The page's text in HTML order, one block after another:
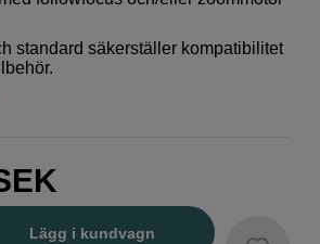
standard säkerställer kompatibilitet
Lägg i kundvagn